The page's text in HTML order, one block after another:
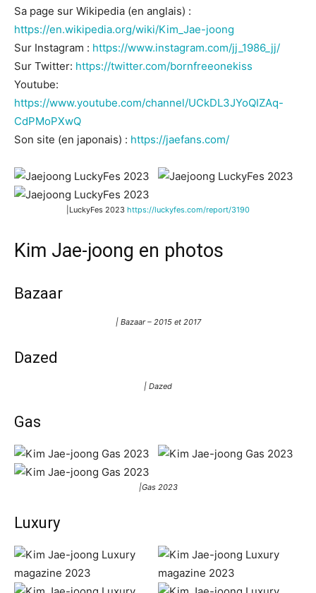
Sa page sur Wikipedia (en anglais) :
https://en.wikipedia.org/wiki/Kim_Jae-joong
Sur Instagram : https://www.instagram.com/jj_1986_jj/
Sur Twitter: https://twitter.com/bornfreeonekiss
Youtube:
https://www.youtube.com/channel/UCkDL3JYoQIZAq-
CdPMoPXwQ
Son site (en japonais) : https://jaefans.com/
|LuckyFes 2023 https://luckyfes.com/report/3190
Kim Jae-joong en photos
Bazaar
| Bazaar – 2015 et 2017
Dazed
| Dazed
Gas
|Gas 2023
Luxury